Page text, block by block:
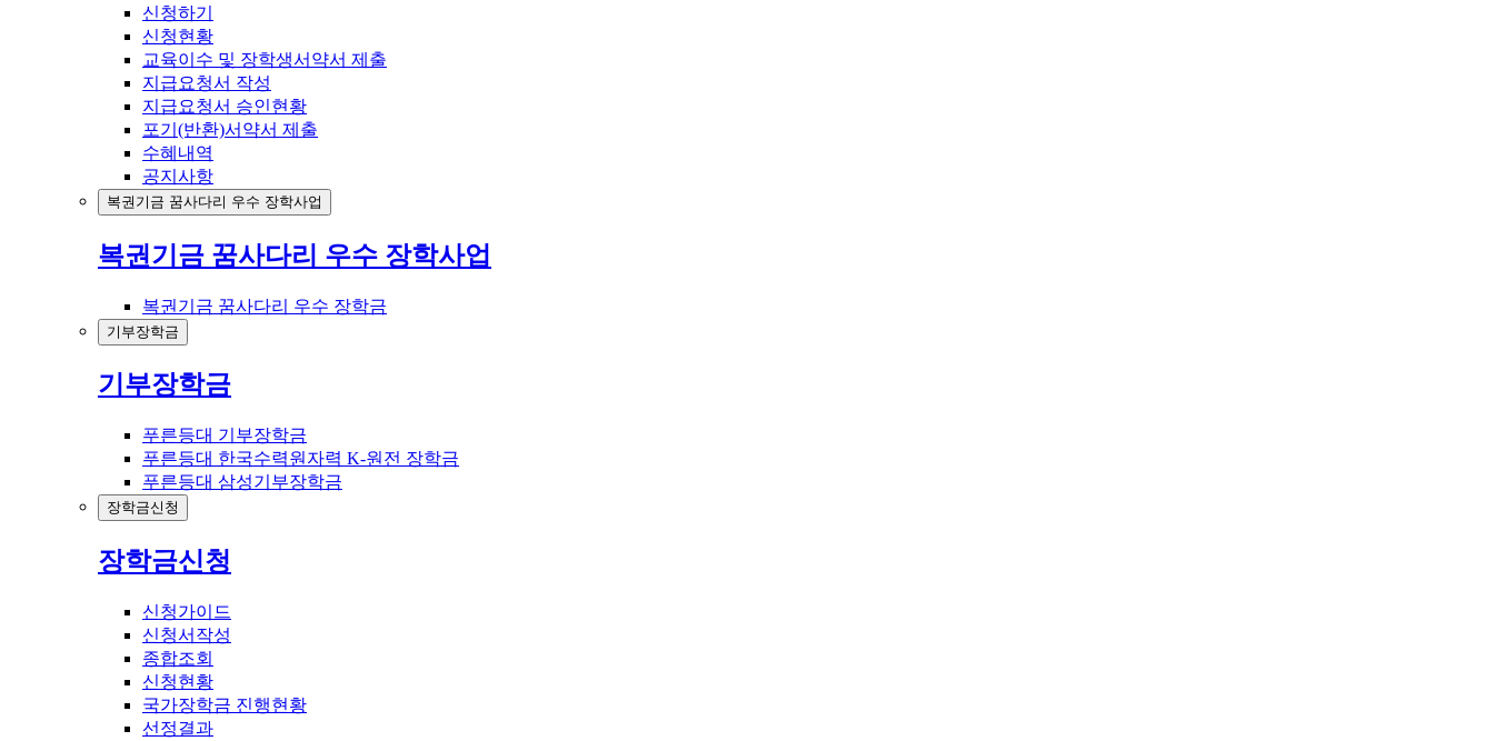
신청하기
신청현황
교육이수 및 장학생서약서 제출
지급요청서 작성
지급요청서 승인현황
포기(반환)서약서 제출
수혜내역
공지사항
복권기금 꿈사다리 우수 장학사업
복권기금 꿈사다리 우수 장학사업
복권기금 꿈사다리 우수 장학금
기부장학금
기부장학금
푸른등대 기부장학금
푸른등대 한국수력원자력 K-원전 장학금
푸른등대 삼성기부장학금
장학금신청
장학금신청
신청가이드
신청서작성
종합조회
신청현황
국가장학금 진행현황
선정결과